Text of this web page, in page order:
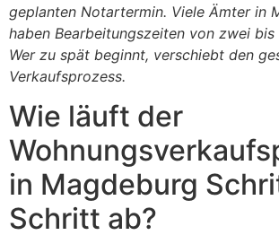
geplanten Notartermin. Viele Ämter in
haben Bearbeitungszeiten von zwei bis
Wer zu spät beginnt, verschiebt den
Verkaufsprozess.
Wie läuft der
in Magdeburg
Schritt ab?